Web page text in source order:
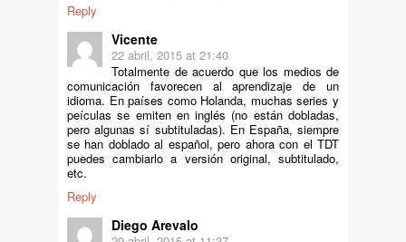
Reply
Vicente
22 abril, 2015 at 21:40
Totalmente de acuerdo que los medios de
comunicación favorecen al aprendizaje de un
idioma. En países como Holanda, muchas series y
peículas se emiten en inglés (no están dobladas,
pero algunas sí subtituladas). En España, siempre
se han doblado al español, pero ahora con el TDT
puedes cambiarlo a versión original, subtitulado,
etc.
Reply
Diego Arevalo